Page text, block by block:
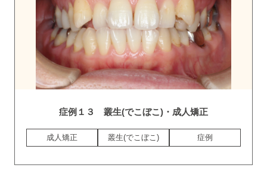
症例１３ 叢生(でこぼこ)・成人矯正
成人矯正 叢生(でこぼこ) 症例